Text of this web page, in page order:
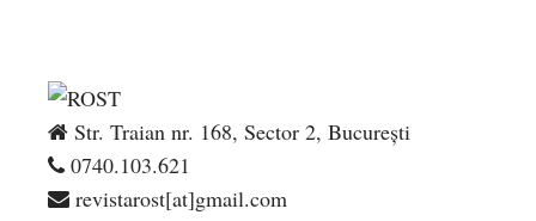
Str. Traian nr. 168, Sector 2, București
0740.103.621
revistarost[at]gmail.com